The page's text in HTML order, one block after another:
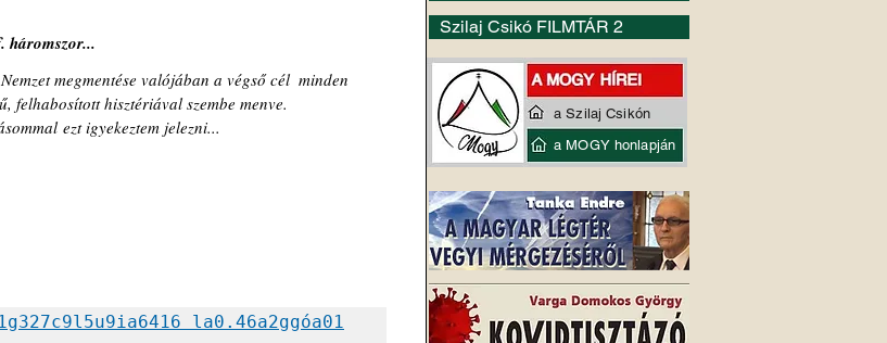
háromszor...
megmentése valójában a végső cél  minden
felhabosított hisztériával szembe menve.
ezt igyekeztem jelezni...
la0.46a2ggóa01
Szilaj Csikó FILMTÁR 2
a Szilaj Csikón
a MOGY honlapján